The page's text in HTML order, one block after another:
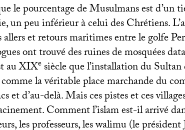
le pourcentage de Musulmans est d’un
un peu inférieur à celui des Chrétiens.
allers et retours maritimes entre le golfe
ont trouvé des ruines de mosquées
auXIXe siècle que l’installation du Sultan
la véritable place marchande du
et d’au-delà. Mais ces pistes et ces
Comment l’islam est-il arrivé
les professeurs, les walimu (le